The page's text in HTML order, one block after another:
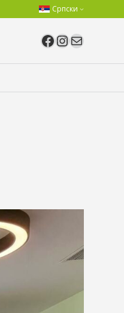
Српски
Facebook
Instagram
Mail